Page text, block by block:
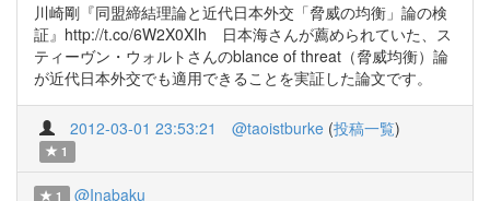
川崎剛『同盟締結理論と近代日本外交「脅威の均衡」論の検
証』http://t.co/6W2X0XIh 日本海さんが薦められていた、ス
ティーヴン・ウォルトさんのblance of threat（脅威均衡）論
が近代日本外交でも適用できることを実証した論文です。
2012-03-01 23:53:21 @taoistburke (投稿一覧)
1
1 @Inabaku